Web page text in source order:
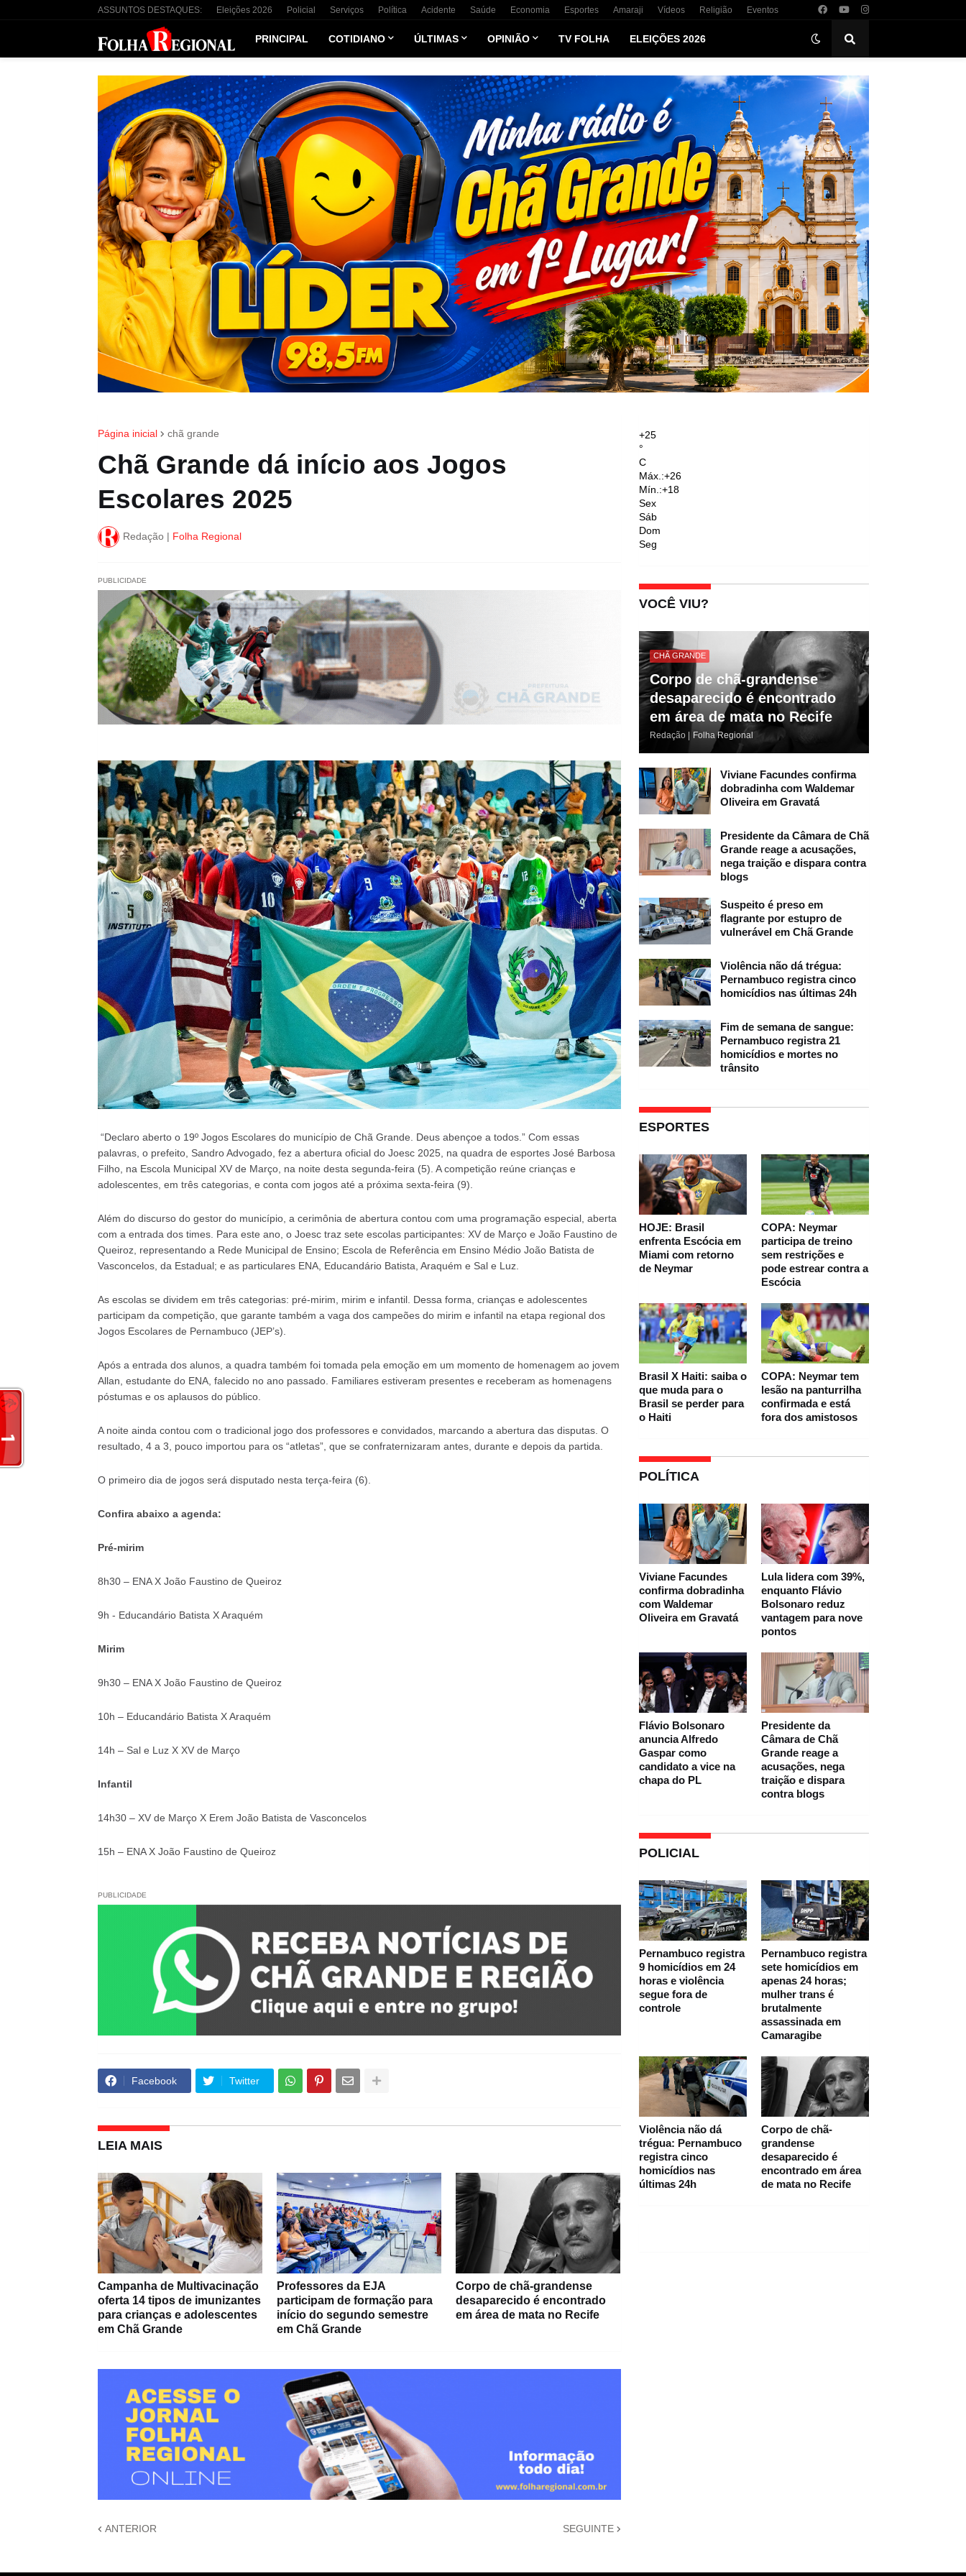
ASSUNTOS DESTAQUES: Eleições 2026 Policial Serviços Política Acidente Saúde Economia Esportes Amaraji Vídeos Religião Eventos
PRINCIPAL COTIDIANO ÚLTIMAS OPINIÃO TV FOLHA ELEIÇÕES 2026
Página inicial chã grande
Chã Grande dá início aos Jogos
Escolares 2025
Redação | Folha Regional
PUBLICIDADE
“Declaro aberto o 19º Jogos Escolares do município de Chã Grande. Deus abençoe a todos.” Com essas
palavras, o prefeito, Sandro Advogado, fez a abertura oficial do Joesc 2025, na quadra de esportes José Barbosa
Filho, na Escola Municipal XV de Março, na noite desta segunda-feira (5). A competição reúne crianças e
adolescentes, em três categorias, e conta com jogos até a próxima sexta-feira (9).
Além do discurso do gestor do município, a cerimônia de abertura contou com uma programação especial, aberta
com a entrada dos times. Para este ano, o Joesc traz sete escolas participantes: XV de Março e João Faustino de
Queiroz, representando a Rede Municipal de Ensino; Escola de Referência em Ensino Médio João Batista de
Vasconcelos, da Estadual; e as particulares ENA, Educandário Batista, Araquém e Sal e Luz.
As escolas se dividem em três categorias: pré-mirim, mirim e infantil. Dessa forma, crianças e adolescentes
participam da competição, que garante também a vaga dos campeões do mirim e infantil na etapa regional dos
Jogos Escolares de Pernambuco (JEP’s).
Após a entrada dos alunos, a quadra também foi tomada pela emoção em um momento de homenagem ao jovem
Allan, estudante do ENA, falecido no ano passado. Familiares estiveram presentes e receberam as homenagens
póstumas e os aplausos do público.
A noite ainda contou com o tradicional jogo dos professores e convidados, marcando a abertura das disputas. O
resultado, 4 a 3, pouco importou para os “atletas”, que se confraternizaram antes, durante e depois da partida.
O primeiro dia de jogos será disputado nesta terça-feira (6).
Confira abaixo a agenda:
Pré-mirim
8h30 – ENA X João Faustino de Queiroz
9h - Educandário Batista X Araquém
Mirim
9h30 – ENA X João Faustino de Queiroz
10h – Educandário Batista X Araquém
14h – Sal e Luz X XV de Março
Infantil
14h30 – XV de Março X Erem João Batista de Vasconcelos
15h – ENA X João Faustino de Queiroz
PUBLICIDADE
Facebook Twitter
LEIA MAIS
Campanha de Multivacinação
oferta 14 tipos de imunizantes
para crianças e adolescentes
em Chã Grande
Professores da EJA
participam de formação para
início do segundo semestre
em Chã Grande
Corpo de chã-grandense
desaparecido é encontrado
em área de mata no Recife
ANTERIOR SEGUINTE
+25
°
C
Máx.:+26
Mín.:+18
Sex
Sáb
Dom
Seg
VOCÊ VIU?
CHÃ GRANDE
Corpo de chã-grandense
desaparecido é encontrado
em área de mata no Recife
Redação | Folha Regional
Viviane Facundes confirma
dobradinha com Waldemar
Oliveira em Gravatá
Presidente da Câmara de Chã
Grande reage a acusações,
nega traição e dispara contra
blogs
Suspeito é preso em
flagrante por estupro de
vulnerável em Chã Grande
Violência não dá trégua:
Pernambuco registra cinco
homicídios nas últimas 24h
Fim de semana de sangue:
Pernambuco registra 21
homicídios e mortes no
trânsito
ESPORTES
HOJE: Brasil
enfrenta Escócia em
Miami com retorno
de Neymar
COPA: Neymar
participa de treino
sem restrições e
pode estrear contra a
Escócia
Brasil X Haiti: saiba o
que muda para o
Brasil se perder para
o Haiti
COPA: Neymar tem
lesão na panturrilha
confirmada e está
fora dos amistosos
POLÍTICA
Viviane Facundes
confirma dobradinha
com Waldemar
Oliveira em Gravatá
Lula lidera com 39%,
enquanto Flávio
Bolsonaro reduz
vantagem para nove
pontos
Flávio Bolsonaro
anuncia Alfredo
Gaspar como
candidato a vice na
chapa do PL
Presidente da
Câmara de Chã
Grande reage a
acusações, nega
traição e dispara
contra blogs
POLICIAL
Pernambuco registra
9 homicídios em 24
horas e violência
segue fora de
controle
Pernambuco registra
sete homicídios em
apenas 24 horas;
mulher trans é
brutalmente
assassinada em
Camaragibe
Violência não dá
trégua: Pernambuco
registra cinco
homicídios nas
últimas 24h
Corpo de chã-
grandense
desaparecido é
encontrado em área
de mata no Recife